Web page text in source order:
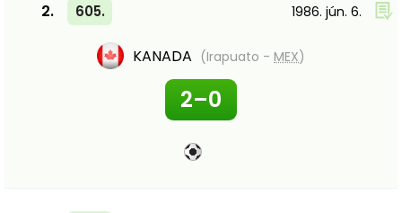
2. 605. 1986. jún. 6.
KANADA (Irapuato - MEX)
2–0